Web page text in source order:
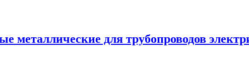
для трубопроводов